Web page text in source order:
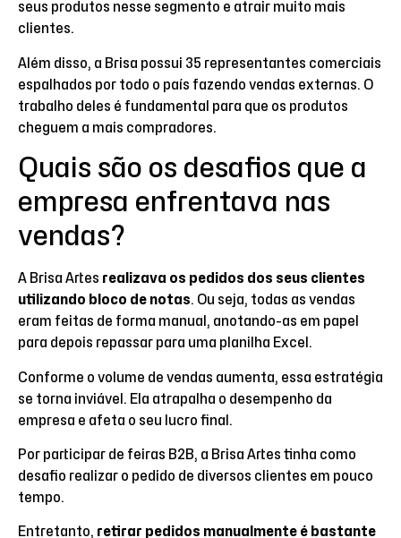
seus produtos nesse segmento e atrair muito mais
clientes.
Além disso, a Brisa possui 35 representantes comerciais
espalhados por todo o país fazendo vendas externas. O
trabalho deles é fundamental para que os produtos
cheguem a mais compradores.
Quais são os desafios que a
empresa enfrentava nas
vendas?
A Brisa Artes realizava os pedidos dos seus clientes
utilizando bloco de notas. Ou seja, todas as vendas
eram feitas de forma manual, anotando-as em papel
para depois repassar para uma planilha Excel.
Conforme o volume de vendas aumenta, essa estratégia
se torna inviável. Ela atrapalha o desempenho da
empresa e afeta o seu lucro final.
Por participar de feiras B2B, a Brisa Artes tinha como
desafio realizar o pedido de diversos clientes em pouco
tempo.
Entretanto, retirar pedidos manualmente é bastante